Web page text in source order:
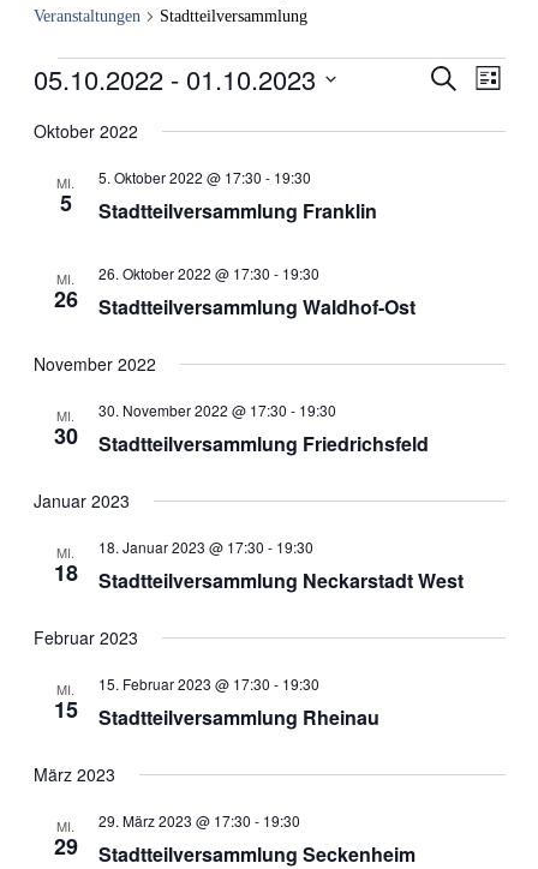
Veranstaltungen Stadtteilversammlung
Veranstaltungen
und
Suche
Liste
05.10.2022 - 01.10.2023
wählen.
Oktober 2022
MI.
5 Stadtteilversammlung Franklin
5. Oktober 2022 @ 17:30 - 19:30
MI.
26 Stadtteilversammlung Waldhof-Ost
26. Oktober 2022 @ 17:30 - 19:30
November 2022
MI.
30 Stadtteilversammlung Friedrichsfeld
30. November 2022 @ 17:30 - 19:30
Januar 2023
MI.
18 Stadtteilversammlung Neckarstadt West
18. Januar 2023 @ 17:30 - 19:30
Februar 2023
MI.
15 Stadtteilversammlung Rheinau
15. Februar 2023 @ 17:30 - 19:30
März 2023
MI.
29 Stadtteilversammlung Seckenheim
29. März 2023 @ 17:30 - 19:30